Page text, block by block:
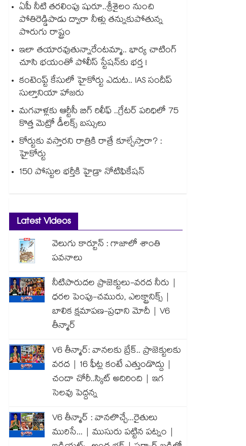
ఏపీ నీటి తరలింపు షురూ..శ్రీశైలం నుంచి
పోతిరెడ్డిపాడు ద్వారా నీళ్లు తన్నుకుపోతున్న
పొరుగు రాష్ట్రం
ఇలా తయారవుతున్నారేంటమ్మా.. భార్య చాటింగ్
చూసి భయంతో పోలీస్ స్టేషన్⁫కు భర్త !
కంటెంప్ట్ కేసులో హైకోర్టు ఎదుట.. IAS సందీప్
సుల్తానియా హాజరు
మగవాళ్లకు ఆర్టీసీ బిగ్ రిలీఫ్ ..గ్రేటర్ పరిధిలో 75
కొత్త మెట్రో డీలక్స్ బస్సులు
కోర్టుకు వస్తారని రాత్రికి రాత్రే కూల్చేస్తారా? :
హైకోర్టు
150 పోస్టుల భర్తీకి హైడ్రా నోటిఫికేషన్
Latest Videos
వెలుగు కార్టూన్ : గాజాలో శాంతి
పవనాలు
నీటిపారుదల ప్రాజెక్టులు-వరద నీరు |
ధరల పెంపు-చమురు, ఎలక్ట్రానిక్స్ |
బాలిక క్షమాపణ-ప్రధాని మోదీ | V6
తీన్మార్
V6 తీన్మార్: వానలకు బ్రేక్.. ప్రాజెక్టులకు
వరద | 16 ఫీట్ల కంటే ఎత్తుండొద్దు |
చందా చోరీ..స్కిట్ అదిరింది | ఇగ
సెలవు పెద్దన్న
V6 తీన్మార్ : వానలొచ్చే...రైతులు
మురిసే... | ముసురు పట్టిన పట్నం |